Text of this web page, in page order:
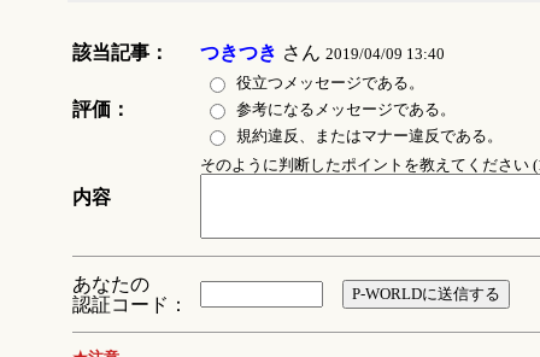
該当記事： つきつき さん 2019/04/09 13:40
評価：
役立つメッセージである。
参考になるメッセージである。
規約違反、またはマナー違反である。
内容
そのように判断したポイントを教えてください
あなたの
認証コード：